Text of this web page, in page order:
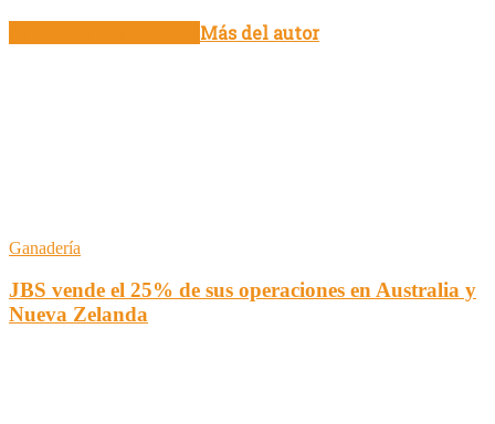
Más del autor
Ganadería
JBS vende el 25% de sus operaciones en Australia y
Nueva Zelanda